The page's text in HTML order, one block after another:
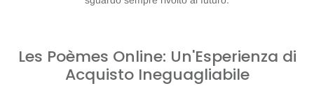
Les Poèmes Online: Un'Esperienza di
Acquisto Ineguagliabile